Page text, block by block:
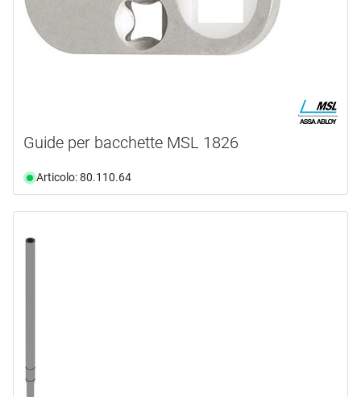
Guide per bacchette MSL 1826
Articolo: 80.110.64